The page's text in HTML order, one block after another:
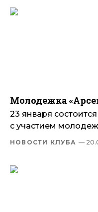
Молодежка
23 января
с участием
НОВОСТИ КЛУБА —